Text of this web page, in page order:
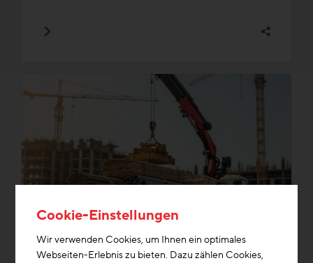
Digitalisierung & Innovation BAU.Live
Cookie-Einstellungen
Wir verwenden Cookies, um Ihnen ein optimales
Webseiten-Erlebnis zu bieten. Dazu zählen Cookies,